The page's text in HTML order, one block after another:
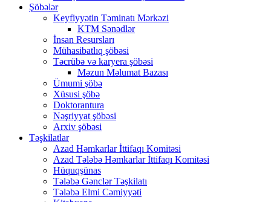
Şöbələr
Keyfiyyətin Təminatı Mərkəzi
KTM Sənədlər
İnsan Resursları
Mühasibatlıq şöbəsi
Təcrübə və karyera şöbəsi
Məzun Məlumat Bazası
Ümumi şöbə
Xüsusi şöbə
Doktorantura
Nəşriyyat şöbəsi
Arxiv şöbəsi
Təşkilatlar
Azad Həmkarlar İttifaqı Komitəsi
Azad Tələbə Həmkarlar İttifaqı Komitəsi
Hüquqşünas
Tələbə Gənclər Təşkilatı
Tələbə Elmi Cəmiyyəti